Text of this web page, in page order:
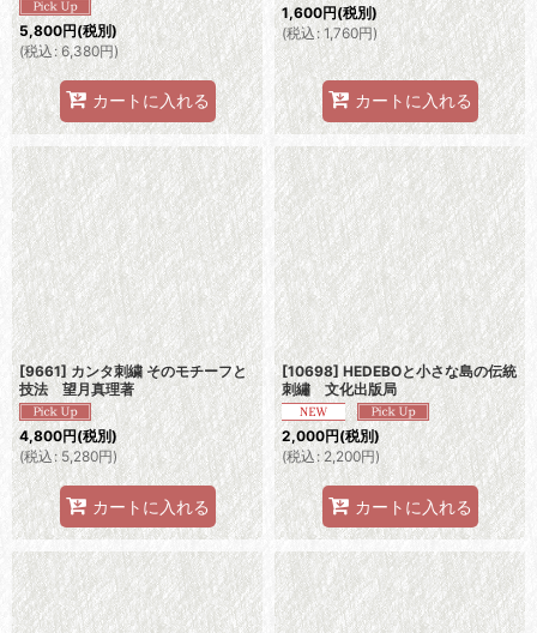
5,800円(税別)
(税込 : 6,380円)
カートに入れる
1,600円(税別)
(税込 : 1,760円)
カートに入れる
[9661] カンタ刺繍 そのモチーフと
技法 望月真理著
4,800円(税別)
(税込: 5,280円)
カートに入れる
[10698] HEDEBOと小さな島の伝統
刺繡 文化出版局
2,000円(税別)
(税込: 2,200円)
カートに入れる